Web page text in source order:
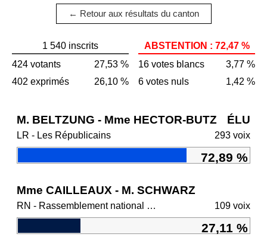
← Retour aux résultats du canton
1 540 inscrits
424 votants
27,53 %
402 exprimés
26,10 %
ABSTENTION : 72,47 %
16 votes blancs
3,77 %
6 votes nuls
1,42 %
M. BELTZUNG - Mme HECTOR-BUTZ ÉLU
LR - Les Républicains 293 voix
72,89 %
Mme CAILLEAUX - M. SCHWARZ
RN - Rassemblement national et ses alliés 109 voix
27,11 %